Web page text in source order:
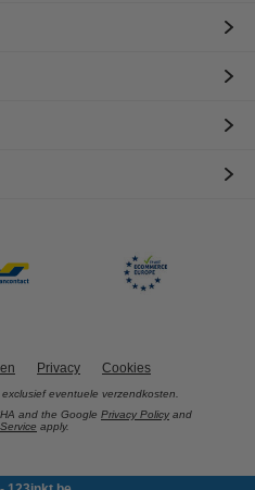
Privacy Cookies
eventuele verzendkosten.
and the Google Privacy Policy and
apply.